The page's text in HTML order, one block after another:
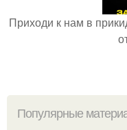
Приходи к нам в
Популярные